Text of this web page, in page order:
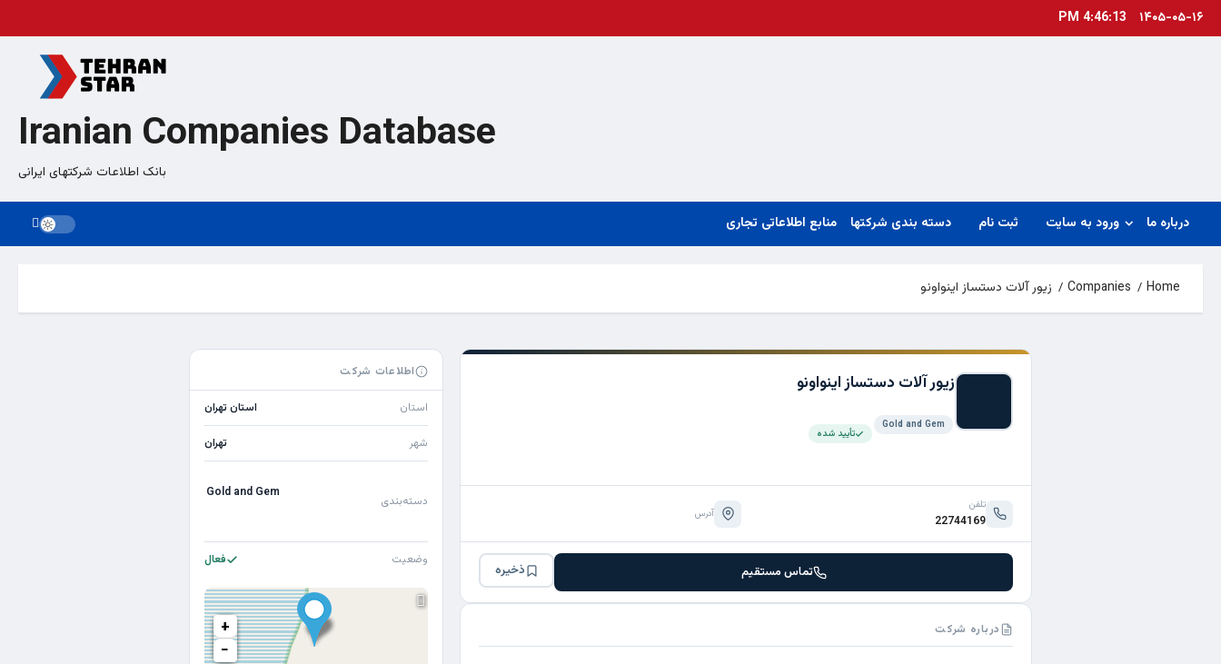
Skip۱۴۰۵-۰۵-۱۶ 4:46:14 PM
Iranian Companies Database
بانک اطلاعات شرکتهای ایرانی
درباره ما ورود به سایت ثبت نام دسته بندی شرکتها منابع اطلاعاتی تجاری
Home
Companies زيور آلات دستساز اینواونو
زيور آلات دستساز اینواونو
Gold and Gem
تأیید شده
تلفن
22744169 آدرس
تماس مستقیم ذخیره
درباره شرکت
اطلاعات شرکت
استان استان تهران
شهر تهران
دسته‌بندی
Gold and Gem
وضعیت فعال
+
−